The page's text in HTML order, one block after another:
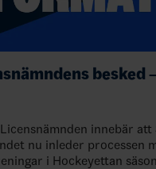
besked
innebär att
nu inleder processen
i Hockeyettan